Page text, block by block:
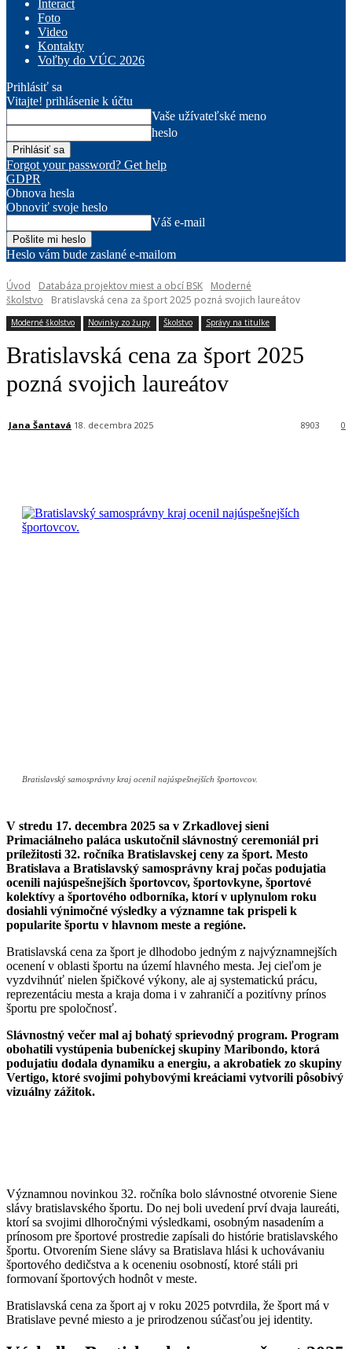
Interact
Foto
Video
Kontakty
Voľby do VÚC 2026
Prihlásiť sa
Vitajte! prihlásenie k účtu
Vaše užívateľské meno
heslo
Forgot your password? Get help
GDPR
Obnova hesla
Obnoviť svoje heslo
Váš e-mail
Heslo vám bude zaslané e-mailom
Úvod Databáza projektov miest a obcí BSK
Moderné
školstvo
Bratislavská cena za šport 2025 pozná svojich laureátov
Moderné školstvo Novinky zo župy Školstvo Správy na titulke
Bratislavská cena za šport 2025
pozná svojich laureátov
Jana Šantavá 18. decembra 2025 0
8903
Bratislavský samosprávny kraj ocenil najúspešnejších športovcov.
V stredu 17. decembra 2025 sa v Zrkadlovej sieni
Primaciálneho paláca uskutočnil slávnostný ceremoniál pri
príležitosti 32. ročníka Bratislavskej ceny za šport. Mesto
Bratislava a Bratislavský samosprávny kraj počas podujatia
ocenili najúspešnejších športovcov, športovkyne, športové
kolektívy a športového odborníka, ktorí v uplynulom roku
dosiahli výnimočné výsledky a významne tak prispeli k
popularite športu v hlavnom meste a regióne.
Bratislavská cena za šport je dlhodobo jedným z najvýznamnejších
ocenení v oblasti športu na území hlavného mesta. Jej cieľom je
vyzdvihnúť nielen špičkové výkony, ale aj systematickú prácu,
reprezentáciu mesta a kraja doma i v zahraničí a pozitívny prínos
športu pre spoločnosť.
Slávnostný večer mal aj bohatý sprievodný program. Program
obohatili vystúpenia bubeníckej skupiny Maribondo, ktorá
podujatiu dodala dynamiku a energiu, a akrobatiek zo skupiny
Vertigo, ktoré svojimi pohybovými kreáciami vytvorili pôsobivý
vizuálny zážitok.
Významnou novinkou 32. ročníka bolo slávnostné otvorenie Siene
slávy bratislavského športu. Do nej boli uvedení prví dvaja laureáti,
ktorí sa svojimi dlhoročnými výsledkami, osobným nasadením a
prínosom pre športové prostredie zapísali do histórie bratislavského
športu. Otvorením Siene slávy sa Bratislava hlási k uchovávaniu
športového dedičstva a k oceneniu osobností, ktoré stáli pri
formovaní športových hodnôt v meste.
Bratislavská cena za šport aj v roku 2025 potvrdila, že šport má v
Bratislave pevné miesto a je prirodzenou súčasťou jej identity.